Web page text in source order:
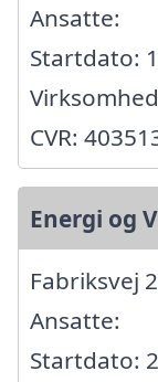
Ansatte:
Startdato:
CVR:
Energi og
Fabriksvej
Ansatte:
Startdato: